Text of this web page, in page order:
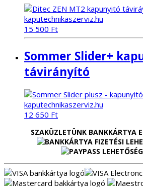
15 500 Ft
Sommer Slider+
távirányító
12 650 Ft
SZAKÜZLETÜNK BANKKÁRTYA